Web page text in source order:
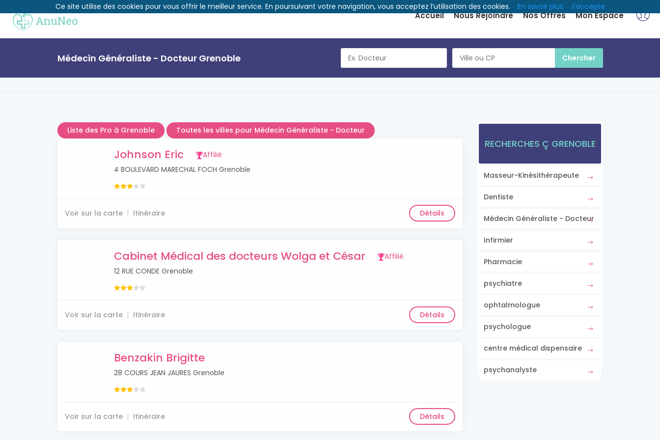
Accueil Nous Rejoindre Nos Offres Mon Espace
Médecin Généraliste - Docteur Grenoble
Liste des Pro à Grenoble Toutes les villes pour Médecin Généraliste - Docteur
Johnson Eric
Affilié
4 BOULEVARD MARECHAL FOCH Grenoble
Voir sur la carte Itinéraire Détails
Cabinet Médical des docteurs Wolga et César
Affilié
12 RUE CONDE Grenoble
Voir sur la carte Itinéraire Détails
Benzakin Brigitte
28 COURS JEAN JAURES Grenoble
Voir sur la carte Itinéraire Détails
RECHERCHES Ç GRENOBLE
Masseur-Kinésithérapeute
Dentiste
Médecin Généraliste - Docteur
Infirmier
Pharmacie
psychiatre
ophtalmologue
psychologue
centre médical dispensaire
psychanalyste
Ce site utilise des cookies pour vous offrir le meilleur service. En poursuivant votre navigation, vous acceptez l’utilisation des cookies. En savoir plus J’accepte